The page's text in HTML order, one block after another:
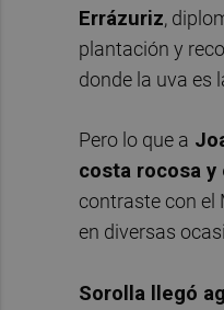
Errázuriz,
plantación y
donde la uva es
Pero lo que a
costa rocosa y
contraste con el
en diversas
Sorolla llegó